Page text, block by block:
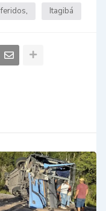
feridos Itagibá